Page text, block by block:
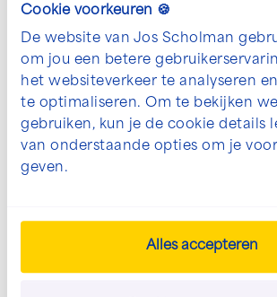
Cookie voorkeuren 🍪
De website van Jos Scholman
om jou een betere
het websiteverkeer te analyseren
te optimaliseren. Om te bekijken
gebruiken, kun je de cookie details
van onderstaande opties om je
geven.
Alles accepteren
De mogelijkheden
project bespreken?
We denken graag met je mee.
met ons op om jouw wensen te
info@josscholman.nl
Neem direct contact op